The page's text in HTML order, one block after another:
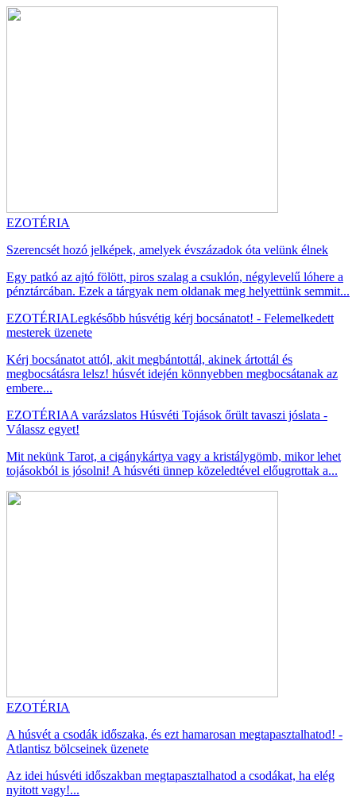
EZOTÉRIA
Szerencsét hozó jelképek, amelyek évszázadok óta velünk élnek
Egy patkó az ajtó fölött, piros szalag a csuklón, négylevelű lóhere a
pénztárcában. Ezek a tárgyak nem oldanak meg helyettünk semmit...
EZOTÉRIALegkésőbb húsvétig kérj bocsánatot! - Felemelkedett
mesterek üzenete
Kérj bocsánatot attól, akit megbántottál, akinek ártottál és
megbocsátásra lelsz! húsvét idején könnyebben megbocsátanak az
embere...
EZOTÉRIAA varázslatos Húsvéti Tojások őrült tavaszi jóslata -
Válassz egyet!
Mit nekünk Tarot, a cigánykártya vagy a kristálygömb, mikor lehet
tojásokból is jósolni! A húsvéti ünnep közeledtével előugrottak a...
EZOTÉRIA
A húsvét a csodák időszaka, és ezt hamarosan megtapasztalhatod! -
Atlantisz bölcseinek üzenete
Az idei húsvéti időszakban megtapasztalhatod a csodákat, ha elég
nyitott vagy!...